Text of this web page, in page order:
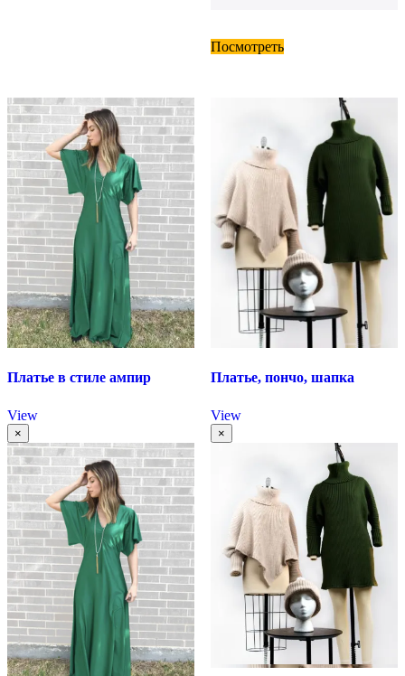
Посмотреть
Платье в стиле ампир
View
×
Платье, пончо, шапка
View
×